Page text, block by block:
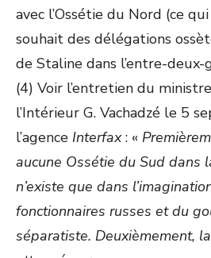
avec l’Ossétie du Nord (ce
souhait des délégations
de Staline dans l’entre-deux-
(4) Voir l’entretien du
l’Intérieur G. Vachadzé le 5
l’agence Interfax: «
aucune Ossétie du Sud dans
n’existe que dans
fonctionnaires russes et du
séparatiste. Deuxièmement,